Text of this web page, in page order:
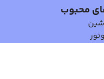
کلکسیونی و اکشن
تلاش می‌کنیم تا با ارائه
خریدی مطمئن، دنیای
محبوب